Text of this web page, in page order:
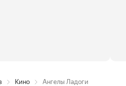
Кино Ангелы Ладоги